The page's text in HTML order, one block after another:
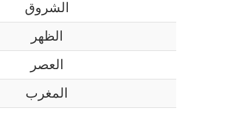
الشروق
الظهر
العصر
المغرب